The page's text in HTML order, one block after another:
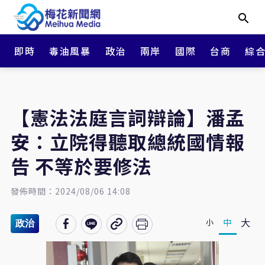
即時 毒油風暴 政治 兩岸 國際 台商 綜
【憲法法庭言詞辯論】潘孟
安：立院得聽取總統國情報
告 不等於要修法
發佈時間：2024/08/06 14:08
政治 小 中 大